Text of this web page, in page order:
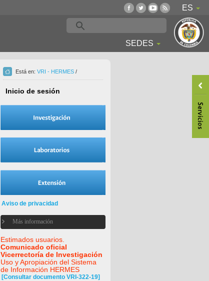
ES
SEDES
Está en: VRI - HERMES /
Inicio de sesión
Aviso de privacidad
Más información
Estimados usuarios.
Comunicado oficial
Vicerrectoría de Investigación
Uso y Apropiación del Sistema
de Información HERMES
[Consultar documento VRI-322-19]